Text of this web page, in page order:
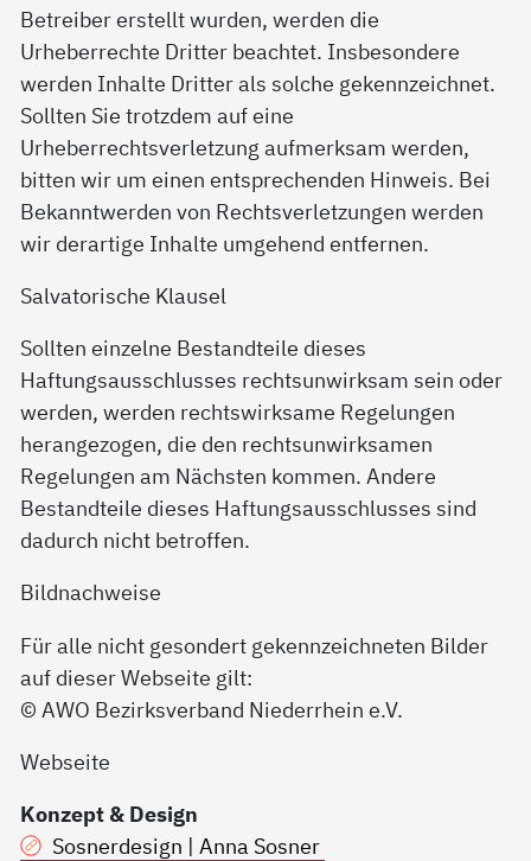
Betreiber erstellt wurden, werden die
Urheberrechte Dritter beachtet. Insbesondere
werden Inhalte Dritter als solche gekennzeichnet.
Sollten Sie trotzdem auf eine
Urheberrechtsverletzung aufmerksam werden,
bitten wir um einen entsprechenden Hinweis. Bei
Bekanntwerden von Rechtsverletzungen werden
wir derartige Inhalte umgehend entfernen.
Salvatorische Klausel
Sollten einzelne Bestandteile dieses
Haftungsausschlusses rechtsunwirksam sein oder
werden, werden rechtswirksame Regelungen
herangezogen, die den rechtsunwirksamen
Regelungen am Nächsten kommen. Andere
Bestandteile dieses Haftungsausschlusses sind
dadurch nicht betroffen.
Bildnachweise
Für alle nicht gesondert gekennzeichneten Bilder
auf dieser Webseite gilt:
© AWO Bezirksverband Niederrhein e.V.
Webseite
Konzept & Design
Sosnerdesign | Anna Sosner